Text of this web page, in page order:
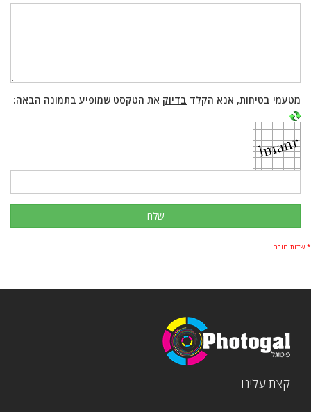
מטעמי בטיחות, אנא הקלד בדיוק את הטקסט שמופיע בתמונה הבאה:
שלח
* שדות חובה
קצת עלינו